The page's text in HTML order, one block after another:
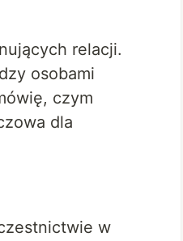
relacji.
osobami
czym
dla
w